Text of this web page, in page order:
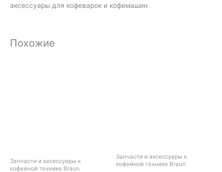
аксессуары для кофеварок и кофемашин
Похожие
Запчасти и аксессуары к
кофейной технике Braun
Запчасти и аксессуары к
кофейной технике Braun